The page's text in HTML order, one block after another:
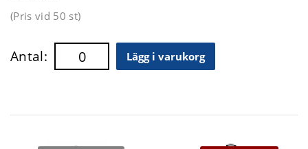
(Pris vid 50 st)
Antal: Lägg i varukorg